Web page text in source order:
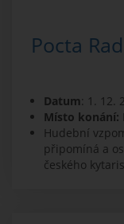
Pocta
Datum: 1. 12.
Místo konání:
Hudební
připomíná a
českého